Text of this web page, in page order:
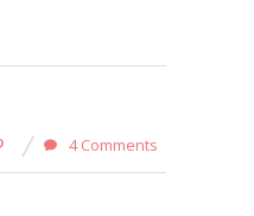
4 Comments